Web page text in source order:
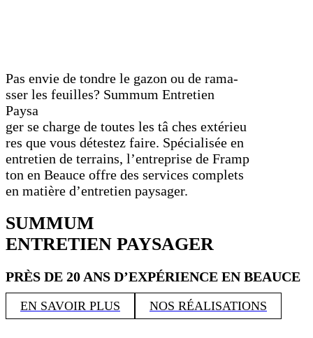
Pas envie de tondre le gazon ou de rama-
sser les feuilles? Summum Entretien
Paysa
ger se charge de toutes les tâ ches extérieu
res que vous détestez faire. Spécialisée en
entretien de terrains, l’entreprise de Framp
ton en Beauce offre des services complets
en matière d’entretien paysager.
SUMMUM
ENTRETIEN PAYSAGER
PRÈS DE 20 ANS D’EXPÉRIENCE EN BEAUCE
EN SAVOIR PLUS NOS RÉALISATIONS